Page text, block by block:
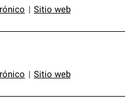
Sitio web
Sitio web